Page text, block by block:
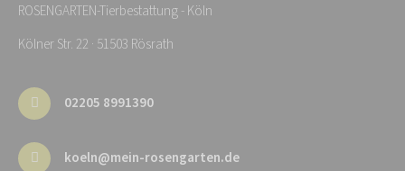
ROSENGARTEN-Tierbestattung - Köln
Kölner Str. 22 · 51503 Rösrath
02205 8991390
koeln@mein-rosengarten.de